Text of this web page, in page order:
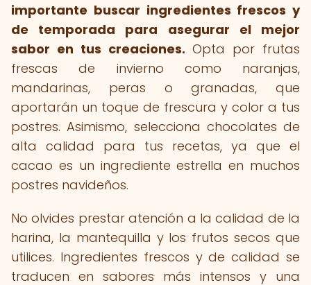
importante buscar ingredientes frescos y
de temporada para asegurar el mejor
sabor en tus creaciones. Opta por frutas
frescas de invierno como naranjas,
mandarinas, peras o granadas, que
aportarán un toque de frescura y color a tus
postres. Asimismo, selecciona chocolates de
alta calidad para tus recetas, ya que el
cacao es un ingrediente estrella en muchos
postres navideños.
No olvides prestar atención a la calidad de la
harina, la mantequilla y los frutos secos que
utilices. Ingredientes frescos y de calidad se
traducen en sabores más intensos y una